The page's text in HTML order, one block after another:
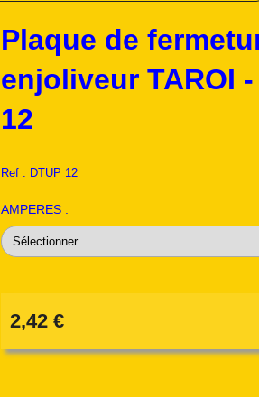
Plaque de
enjoliveur TAROI
12
Ref : DTUP 12
AMPERES :
2,42 €